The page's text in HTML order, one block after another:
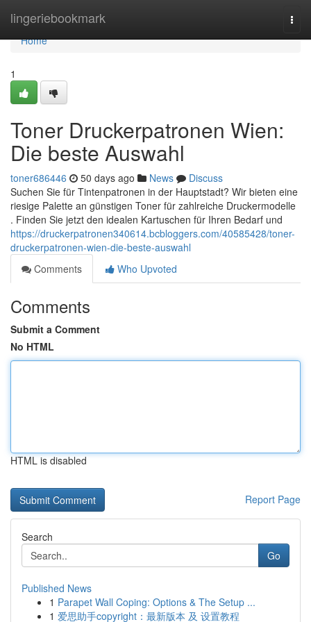
lingeriebookmark
Home
Home
1
Toner Druckerpatronen Wien:
Die beste Auswahl
toner686446 50 days ago News
Discuss
Suchen Sie für Tintenpatronen in der Hauptstadt? Wir bieten eine
riesige Palette an günstigen Toner für zahlreiche Druckermodelle
. Finden Sie jetzt den idealen Kartuschen für Ihren Bedarf und
https://druckerpatronen340614.bcbloggers.com/40585428/toner-
druckerpatronen-wien-die-beste-auswahl
Comments
Who Upvoted
Comments
Submit a Comment
No HTML
HTML is disabled
Report Page
Search
Go
Published News
1 Parapet Wall Coping: Options & The Setup ...
1 爱思助手copyright：最新版本 及 设置教程